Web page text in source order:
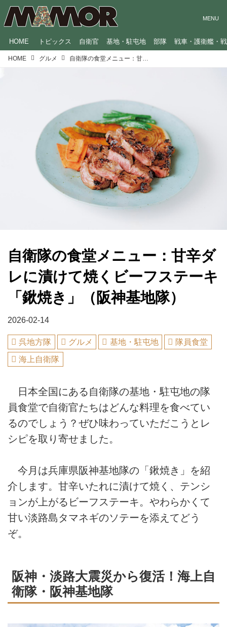
HOME トピックス 自衛官 基地・駐屯地 部隊 戦車・護衛艦・
HOME グルメ
自衛隊の食堂メニュー：甘辛ダ
レに漬けて焼くビーフステーキ
「鍬焼き」（阪神基地隊）
2026-02-14
呉地方隊 グルメ 基地・駐屯地
隊員食堂
海上自衛隊
日本全国にある自衛隊の基地・駐屯地の隊
員食堂で自衛官たちはどんな料理を食べてい
るのでしょう？ぜひ味わっていただこうとレ
シピを取り寄せました。
今月は兵庫県阪神基地隊の「鍬焼き」を紹
介します。甘辛いたれに漬けて焼く、テンシ
ョンが上がるビーフステーキ。やわらかくて
甘い淡路島タマネギのソテーを添えてどう
ぞ。
阪神・淡路大震災から復活！海上自
衛隊・阪神基地隊